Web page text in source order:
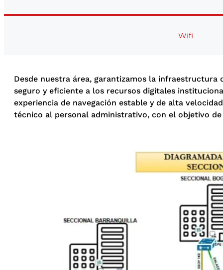
Wifi
Desde nuestra área, garantizamos la
seguro y eficiente a los recursos digitales
experiencia de navegación estable y de alta
técnico al personal administrativo, con el objetivo